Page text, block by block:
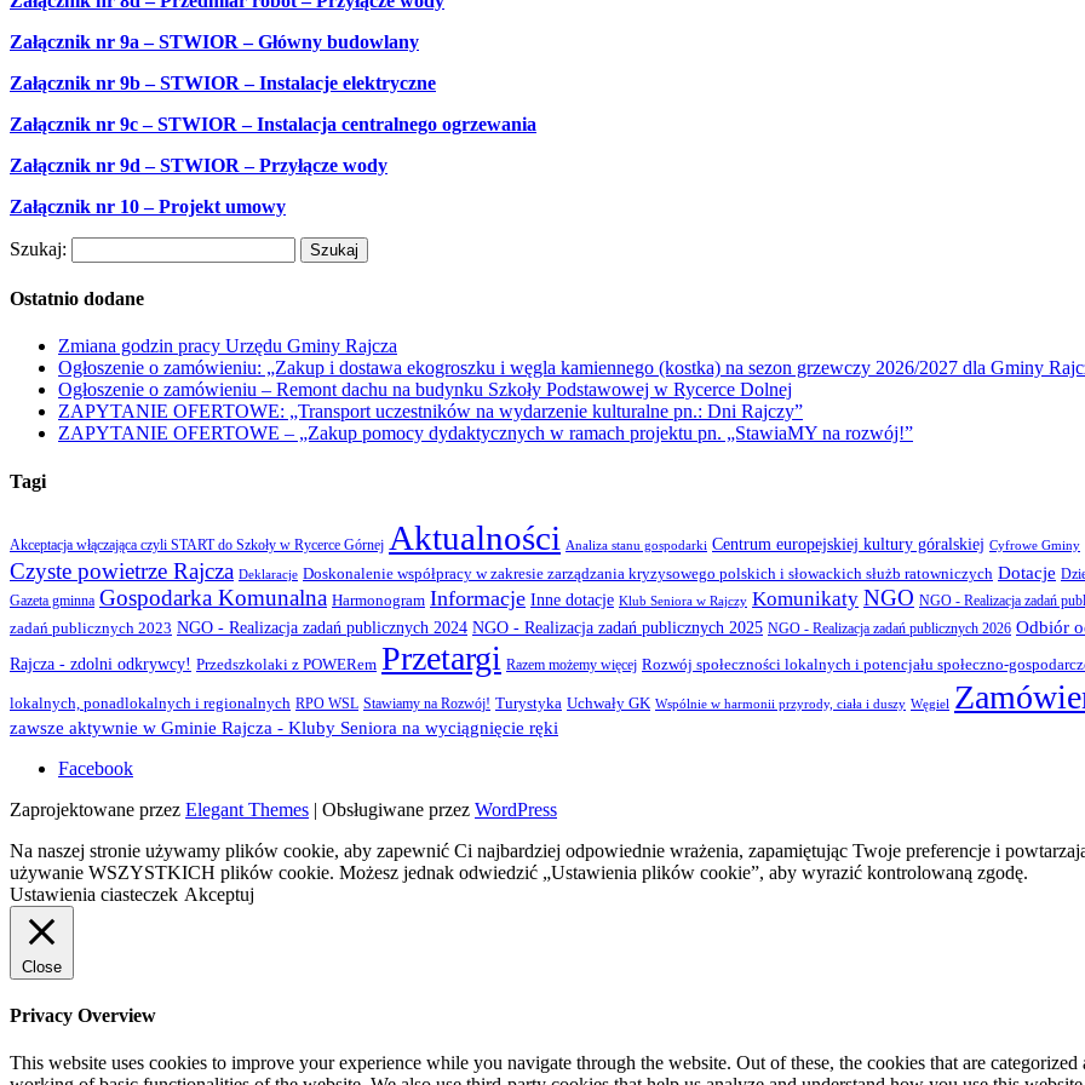
Załącznik nr 9a – STWIOR – Główny budowlany
Załącznik nr 9b – STWIOR – Instalacje elektryczne
Załącznik nr 9c – STWIOR – Instalacja centralnego ogrzewania
Załącznik nr 9d – STWIOR – Przyłącze wody
Załącznik nr 10 – Projekt umowy
Szukaj:
Ostatnio dodane
Zmiana godzin pracy Urzędu Gminy Rajcza
Ogłoszenie o zamówieniu: „Zakup i dostawa ekogroszku i węgla kamiennego (kostka) na sezon grzewczy 2026/2027 dla Gminy
Ogłoszenie o zamówieniu – Remont dachu na budynku Szkoły Podstawowej w Rycerce Dolnej
ZAPYTANIE OFERTOWE: „Transport uczestników na wydarzenie kulturalne pn.: Dni Rajczy”
ZAPYTANIE OFERTOWE – „Zakup pomocy dydaktycznych w ramach projektu pn. „StawiaMY na rozwój!”
Tagi
Akceptacja włączająca czyli START do Szkoły w Rycerce Górnej Aktualności Analiza stanu gospodarki Centrum europejskiej kultury góralskiej Cyfrowe Gminy
Czyste powietrze Rajcza Deklaracje Doskonalenie współpracy w zakresie zarządzania kryzysowego polskich i słowackich służb ratowniczych Dotacje
Gazeta gminna Gospodarka Komunalna Harmonogram Informacje Inne dotacje Klub Seniora w Rajczy Komunikaty NGO NGO - Realizacja zadań
zadań publicznych 2023 NGO - Realizacja zadań publicznych 2024 NGO - Realizacja zadań publicznych 2025 NGO - Realizacja zadań publicznych 2026 Odbiór
Rajcza - zdolni odkrywcy! Przedszkolaki z POWERem Przetargi Razem możemy więcej Rozwój społeczności lokalnych i potencjału społeczno-
lokalnych, ponadlokalnych i regionalnych RPO WSL Stawiamy na Rozwój! Turystyka Uchwały GK Wspólnie w harmonii przyrody, ciała i duszy Węgiel
zawsze aktywnie w Gminie Rajcza - Kluby Seniora na wyciągnięcie ręki
Facebook
Zaprojektowane przez Elegant Themes | Obsługiwane przez WordPress
Na naszej stronie używamy plików cookie, aby zapewnić Ci najbardziej odpowiednie wrażenia, zapamiętując Twoje preferencje i
używanie WSZYSTKICH plików cookie. Możesz jednak odwiedzić „Ustawienia plików cookie”, aby wyrazić kontrolowaną zgodę.
Ustawienia ciasteczek Akceptuj
Close
Privacy Overview
This website uses cookies to improve your experience while you navigate through the website. Out of these, the cookies that are categorized